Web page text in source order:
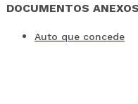
DOCUMENTOS
Auto que concede